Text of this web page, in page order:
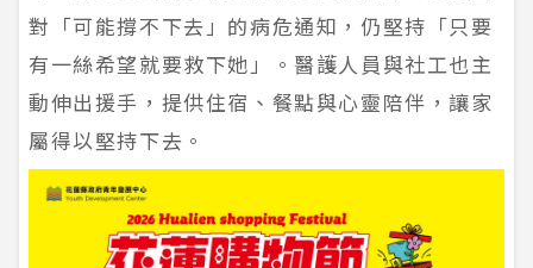
對「可能撐不下去」的病危通知，仍堅持「只要
有一絲希望就要救下她」。醫護人員與社工也主
動伸出援手，提供住宿、餐點與心靈陪伴，讓家
屬得以堅持下去。